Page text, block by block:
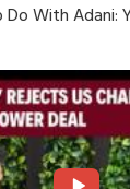
With Adani: